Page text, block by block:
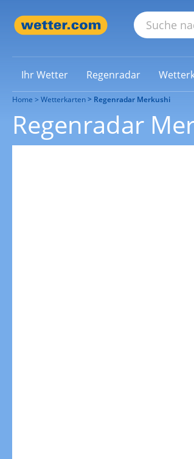
Ihr Wetter Regenradar
Home Wetterkarten Regenradar Merkushi
Regenradar